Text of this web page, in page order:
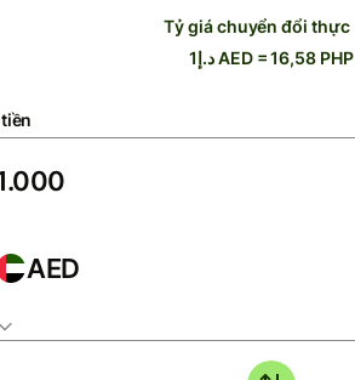
Tỷ giá chuyển đổi thực
د.إ1 AED = 16,58 PHP
AED